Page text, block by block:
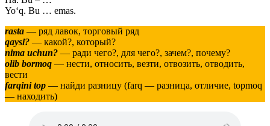
Yo‘q. Bu … emas.
rasta — ряд лавок, торговый ряд
qaysi? — какой?, который?
nima uchun? — ради чего?, для чего?, зачем?, почему?
olib bormoq — нести, относить, везти, отвозить, отводить,
вести
farqini top — найди разницу (farq — разница, отличие, topmoq
— находить)